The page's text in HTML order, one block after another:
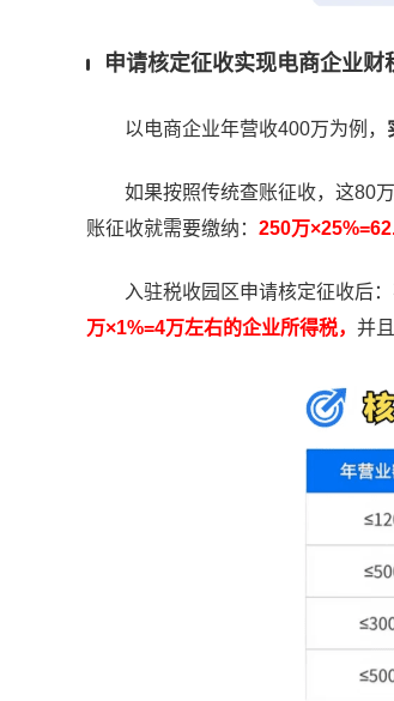
申请核定征收实现电商企业财
以电商企业年营收400万为例，
如果按照传统查账征收，这80万
账征收就需要缴纳： 250万
入驻税收园区申请核定征收后：
万×1%=4万左右的企业所得税， 并